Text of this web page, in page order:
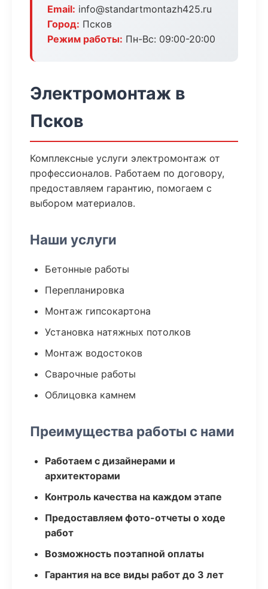
Email: info@standartmontazh425.ru
Город: Псков
Режим работы: Пн-Вс: 09:00-20:00
Электромонтаж в
Псков
Комплексные услуги электромонтаж от
профессионалов. Работаем по договору,
предоставляем гарантию, помогаем с
выбором материалов.
Наши услуги
Бетонные работы
Перепланировка
Монтаж гипсокартона
Установка натяжных потолков
Монтаж водостоков
Сварочные работы
Облицовка камнем
Преимущества работы с нами
Работаем с дизайнерами и
архитекторами
Контроль качества на каждом этапе
Предоставляем фото-отчеты о ходе
работ
Возможность поэтапной оплаты
Гарантия на все виды работ до 3 лет